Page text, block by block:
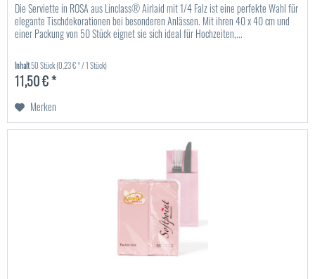
Die Serviette in ROSA aus Linclass® Airlaid mit 1/4 Falz ist eine perfekte Wahl für
elegante Tischdekorationen bei besonderen Anlässen. Mit ihren 40 x 40 cm und
einer Packung von 50 Stück eignet sie sich ideal für Hochzeiten,...
Inhalt50 Stück(0,23 € * / 1 Stück)
11,50 € *
Merken